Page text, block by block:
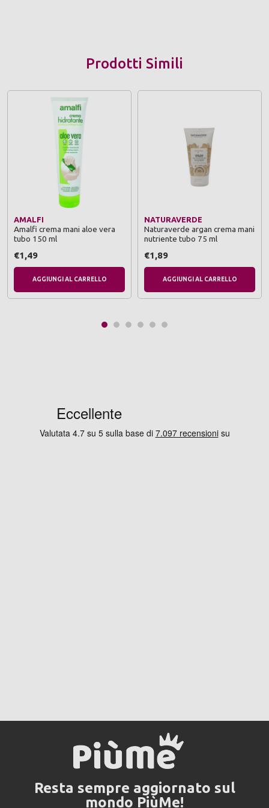
Prodotti Simili
AMALFI
Amalfi crema mani aloe vera
tubo 150 ml
€1,49
AGGIUNGI AL CARRELLO
NATURAVERDE
Naturaverde argan crema mani
nutriente tubo 75 ml
€1,89
AGGIUNGI AL CARRELLO
Resta sempre aggiornato sul
mondo PiùMe!